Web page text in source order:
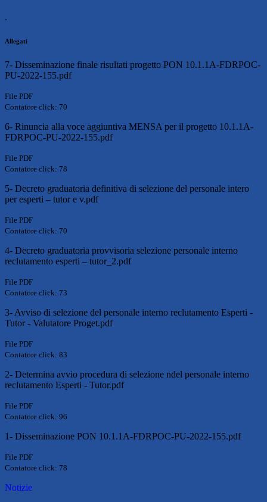
.
Allegati
7- Disseminazione finale risultati progetto PON 10.1.1A-FDRPOC-
PU-2022-155.pdf
File PDF
Contatore click: 70
6- Rinuncia alla voce aggiuntiva MENSA per il progetto 10.1.1A-
FDRPOC-PU-2022-155.pdf
File PDF
Contatore click: 78
5- Decreto graduatoria definitiva di selezione del personale intero
per esperti – tutor e v.pdf
File PDF
Contatore click: 70
4- Decreto graduatoria provvisoria selezione personale interno
reclutamento esperti – tutor_2.pdf
File PDF
Contatore click: 73
3- Avviso di selezione del personale interno reclutamento Esperti -
Tutor - Valutatore Proget.pdf
File PDF
Contatore click: 83
2- Determina avvio procedura di selezione ndel personale interno
reclutamento Esperti - Tutor.pdf
File PDF
Contatore click: 96
1- Disseminazione PON 10.1.1A-FDRPOC-PU-2022-155.pdf
File PDF
Contatore click: 78
Notizie